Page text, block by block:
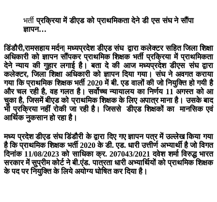
भर्ती प्रक्रिया में डीएड को प्राथमिकता देने डी एस संघ ने सौंपा
ज्ञापन…
डिंडौरी,रामसहाय मर्दन| मध्यप्रदेश डीएड संघ द्वारा कलेक्टर सहित जिला शिक्षा
अधिकारी को ज्ञापन सौंपकर प्राथमिक शिक्षक भर्ती प्रक्रिया में प्राथमिकता
देने न्याय की गुहार लगाई है। बता दे की आज मध्यप्रदेश डीएस संघ द्वारा
कलेक्टर, जिला शिक्षा अधिकारी को ज्ञापन दिया गया। संघ ने अवगत कराया
गया कि प्राथमिक शिक्षक भर्ती 2020 में बी. एड वालों की जो नियुक्ति हो गयी है
और चल रही है, वह गलत है। सर्वोच्च न्यायालय का निर्णय 11 अगस्त को आ
चुका है, जिसमें बीएड को प्राथमिक शिक्षक के लिए अपात्र माना है। उसके बाद
भी प्रक्रिया नहीं रोकी जा रही है। जिससे डीएड शिक्षकों का मानसिक एवं
आर्थिक नुकसान हो रहा है।
मध्य प्रदेश डीएड संघ डिंडौरी के द्वारा दिए गए ज्ञापन पत्र में उल्लेख किया गया
है कि प्राथमिक शिक्षक भर्ती 2020 के डी. एड. धारी उत्तीर्ण अभ्यार्थी है जो विगत
दिनांक 11/08/2023 को साधिका क्र. 207043/2021 दवेश शर्मा विरुद्ध भारत
सरकार में सुप्रीम कोर्ट ने बी.एंड. पात्रता धारी अभ्यार्थियों को प्राथमिक शिक्षक
के पद पर नियुक्ति के लिये अयोग्य घोषित कर दिया है।